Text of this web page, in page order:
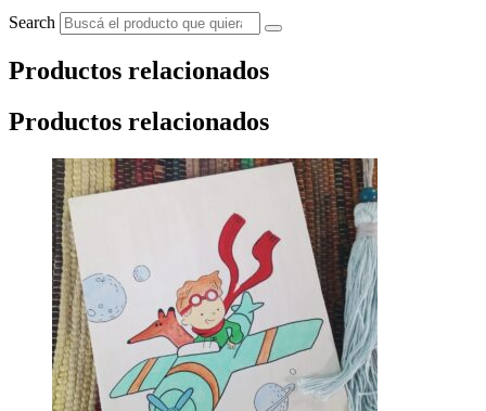
Search
Productos relacionados
Productos relacionados